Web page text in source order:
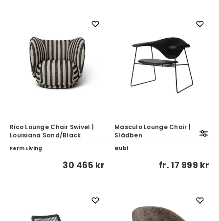
Rico Lounge Chair Swivel |
Louisiana Sand/Black
Ferm Living
30 465 kr
Masculo Lounge Chair |
Slädben
Gubi
fr.17 999 kr